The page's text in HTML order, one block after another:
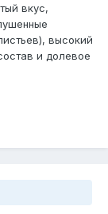
вкус,
высокий
и долевое